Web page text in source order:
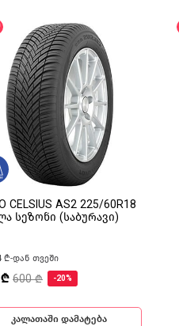
მიწოდება
ფასდაკლება
CELSIUS AS2 225/60R18
სეზონი (საბურავი)
₾-დან თვეში
600 ₾ -20%
კალათაში დამატება